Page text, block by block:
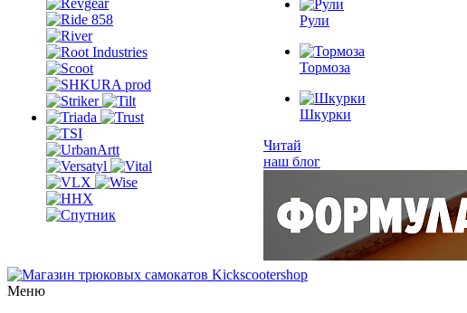
Рули
Тормоза
Шкурки
Читай
наш блог
Меню